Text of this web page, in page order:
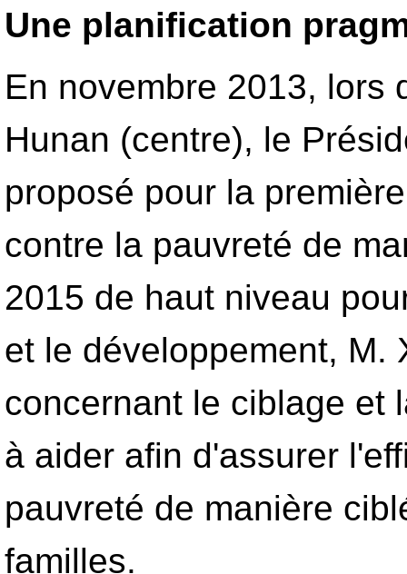
Une planification
En novembre 2013, lors
Hunan (centre), le
proposé pour la
contre la pauvreté de
2015 de haut niveau
et le développement, M.
concernant le ciblage et
à aider afin d'assurer
pauvreté de manière
familles.